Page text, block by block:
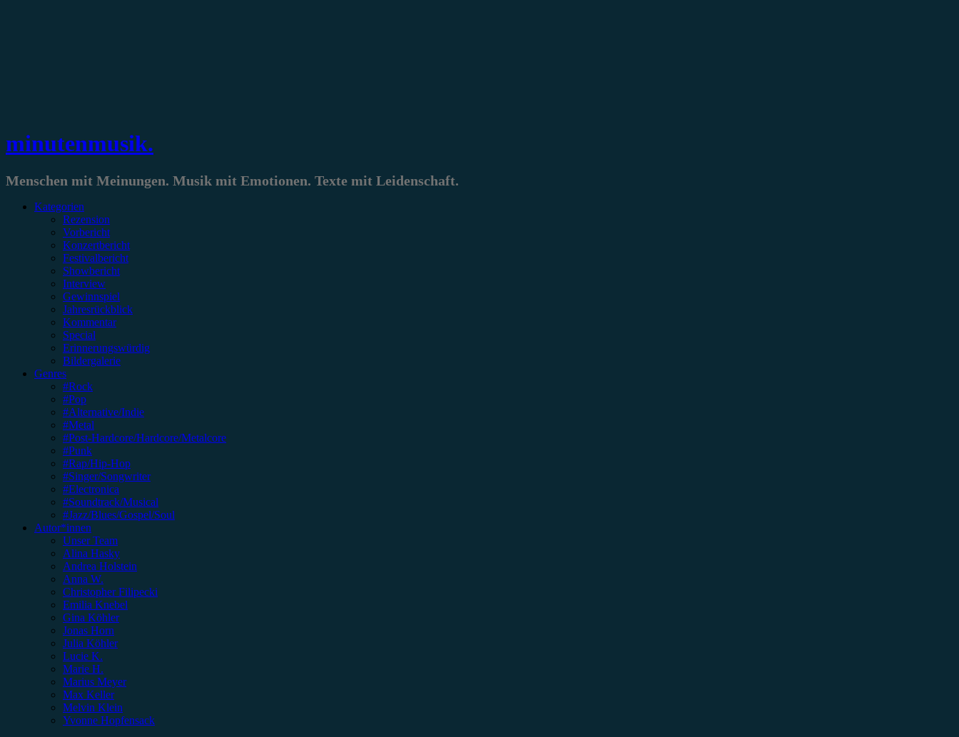
minutenmusik.
Menschen mit Meinungen. Musik mit Emotionen. Texte mit Leidenschaft.
Kategorien
Rezension
Vorbericht
Konzertbericht
Festivalbericht
Showbericht
Interview
Gewinnspiel
Jahresrückblick
Kommentar
Special
Erinnerungswürdig
Bildergalerie
Genres
#Rock
#Pop
#Alternative/Indie
#Metal
#Post-Hardcore/Hardcore/Metalcore
#Punk
#Rap/Hip-Hop
#Singer/Songwriter
#Electronica
#Soundtrack/Musical
#Jazz/Blues/Gospel/Soul
Autor*innen
Unser Team
Alina Hasky
Andrea Holstein
Anna W.
Christopher Filipecki
Emilia Knebel
Gina Köhler
Jonas Horn
Julia Köhler
Lucie K.
Marie H.
Marius Meyer
Max Keller
Melvin Klein
Yvonne Hopfensack